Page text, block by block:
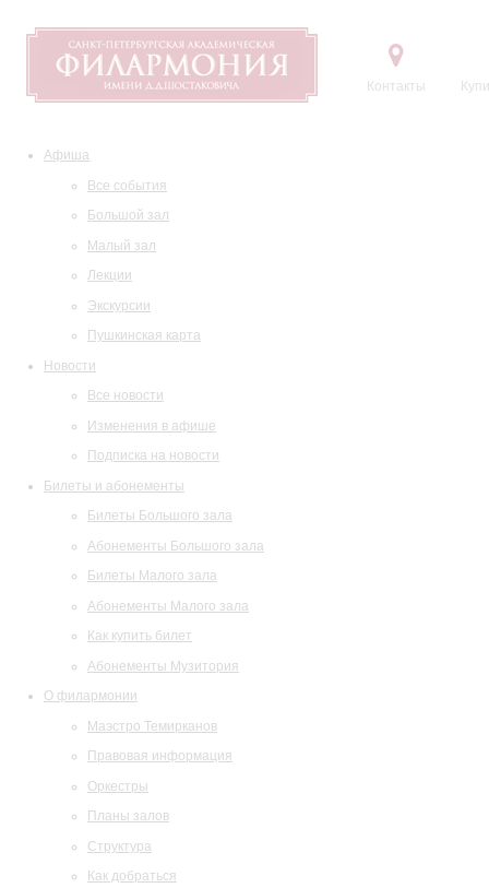
Контакты
Афиша
Все события
Большой зал
Малый зал
Лекции
Экскурсии
Пушкинская карта
Новости
Все новости
Изменения в афише
Подписка на новости
Билеты и абонементы
Билеты Большого зала
Абонементы Большого зала
Билеты Малого зала
Абонементы Малого зала
Как купить билет
Абонементы Музитория
О филармонии
Маэстро Темирканов
Правовая информация
Оркестры
Планы залов
Структура
Как добраться